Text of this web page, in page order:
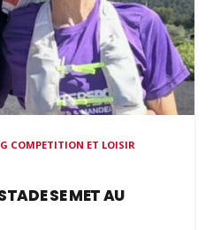
COMPETITION ET LOISIR
SE MET AU